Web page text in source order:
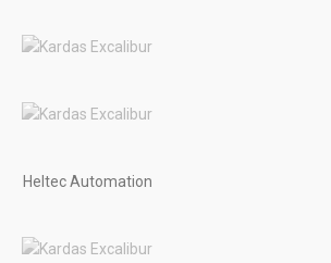
Heltec Automation